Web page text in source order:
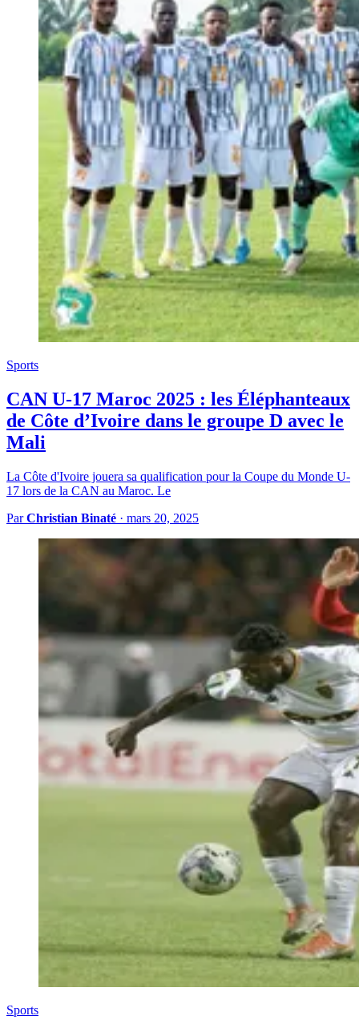
Sports
CAN U-17 Maroc 2025 : les Éléphanteaux
de Côte d’Ivoire dans le groupe D avec le
Mali
La Côte d'Ivoire jouera sa qualification pour la Coupe du Monde U-
17 lors de la CAN au Maroc. Le
ParChristian Binaté · mars 20, 2025
Sports